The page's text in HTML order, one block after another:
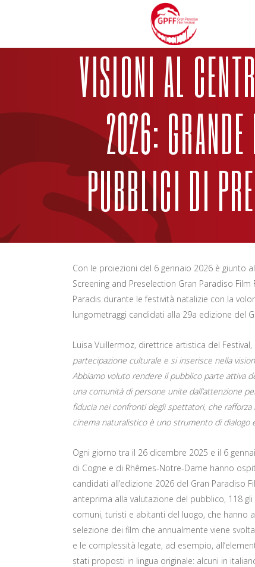
VISIONI AL
2026:
PUBBLICI DI
Con le proiezioni del 6 gennaio 2026 è giunto
Screening and Preselection Gran Paradiso
Paradis durante le festività natalizie con la
lungometraggi candidati alla 29a edizione del
Luisa Vuillermoz, direttrice artistica del
partecipazione culturale e si inserisce nella
Abbiamo voluto rendere il pubblico parte attiva
una comunità di persone unite dall’attenzione
fiducia nei confronti degli spettatori, che
cinema naturalistico è uno strumento di dialogo
Ogni giorno tra il 26 dicembre 2025 e il 6
di Cogne e di Rhêmes-Notre-Dame hanno
candidati all’edizione 2026 del Gran Paradiso
anteprima alla valutazione del pubblico, 118
comuni, turisti e abitanti del luogo, che hanno
selezione dei film che annualmente viene
e le complessità legate, ad esempio,
stati proposti in lingua originale: alcuni in